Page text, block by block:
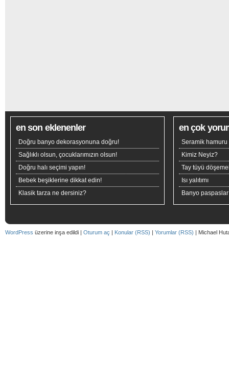
en son eklenenler
Doğru banyo dekorasyonuna doğru!
Sağlıklı olsun, çocuklarımızın olsun!
Doğru halı seçimi yapın!
Bebek beşiklerine dikkat edin!
Klasik tarza ne dersiniz?
en çok
Seramik hamuru
Kimiz Neyiz?
Tay tüyü
Isı yalıtımı
Banyo
WordPress üzerine inşa edildi | Oturum aç | Konular (RSS) | Yorumlar (RSS) | Michael